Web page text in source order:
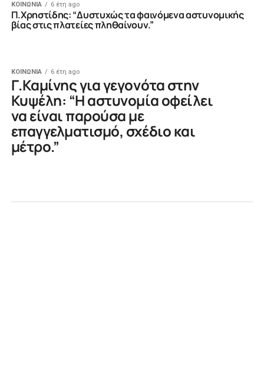
ΚΟΙΝΩΝΙΑ 6 έτη ago
Π.Χρηστίδης: “Δυστυχώς τα φαινόμενα αστυνομικής
βίας στις πλατείες πληθαίνουν.”
ΚΟΙΝΩΝΙΑ 6 έτη ago
Γ.Καμίνης για γεγονότα στην
Κυψέλη: “Η αστυνομία οφείλει
να είναι παρούσα με
επαγγελματισμό, σχέδιο και
μέτρο.”